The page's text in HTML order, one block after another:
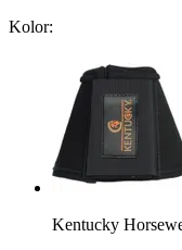
Kolor:
Kentucky